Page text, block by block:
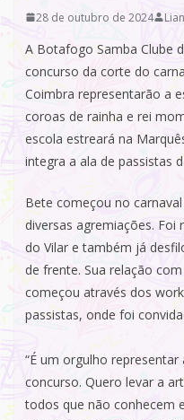
28 de outubro de 2024
A Botafogo Samba Clube
concurso da corte do
Coimbra representarão a
coroas de rainha e rei
escola estreará na
integra a ala de passistas
Bete começou no
diversas agremiações. Foi
do Vilar e também já
de frente. Sua relação
começou através dos
passistas, onde foi
“É um orgulho
concurso. Quero levar a
todos que não conhecem